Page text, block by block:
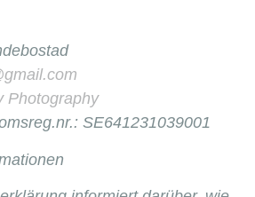
Photography
SE641231039001